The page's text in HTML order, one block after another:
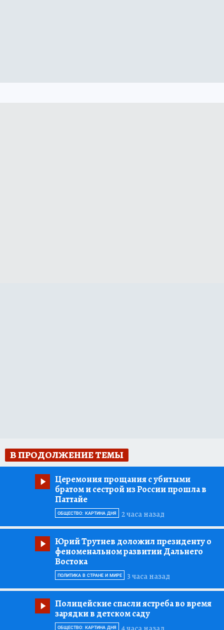
В ПРОДОЛЖЕНИЕ ТЕМЫ
Церемония прощания с убитыми
братом и сестрой из России прошла в
Паттайе
2 часа назад
ОБЩЕСТВО: КАРТИНА ДНЯ
Юрий Трутнев доложил президенту о
феноменальном развитии Дальнего
Востока
3 часа назад
ПОЛИТИКА В СТРАНЕ И МИРЕ
Полицейские спасли ястреба во время
зарядки в детском саду
ОБЩЕСТВО: КАРТИНА ДНЯ